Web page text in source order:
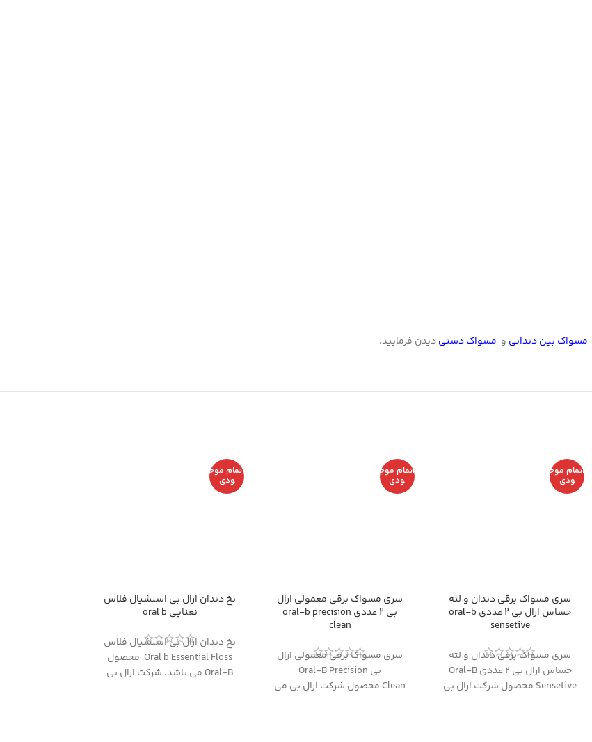
مسواک بین دندانی و مسواک دستیدیدن فرمایید.
اتمام موج
ودی
سری مسواک برقی دندان و لثه
حساس ارال بی 2 عددی oral-b
sensetive
سری مسواک برقی دندان و لثه
حساس ارال بی 2 عددی Oral-B
Sensetive محصول شرکت ارال بی
اتمام موج
ودی
سری مسواک برقی معمولی ارال
بی 2 عددی oral-b precision
clean
سری مسواک برقی معمولی ارال
بی Oral-B Precision
Clean محصول شرکت ارال بی می
اتمام موج
ودی
نخ دندان ارال بی اسنشیال فلاس
نعنایی oral b
نخ دندان ارال بی اسنشیال فلاس
Oral b Essential Floss محصول
Oral-B می باشد. شرکت ارال بی